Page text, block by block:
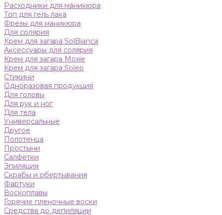
Расходники для маникюра
Топ для гель лака
Фрезы для маникюра
Для солярия
Крем для загара SolBianca
Аксессуары для солярия
Крем для загара Moxie
Крем для загара Soleo
Стикини
Одноразовая продукция
Для головы
Для рук и ног
Для тела
Универсальные
Другое
Полотенца
Простыни
Салфетки
Эпиляция
Скрабы и обертывания
Фартуки
Воскоплавы
Горячие пленочные воски
Средства до депиляции